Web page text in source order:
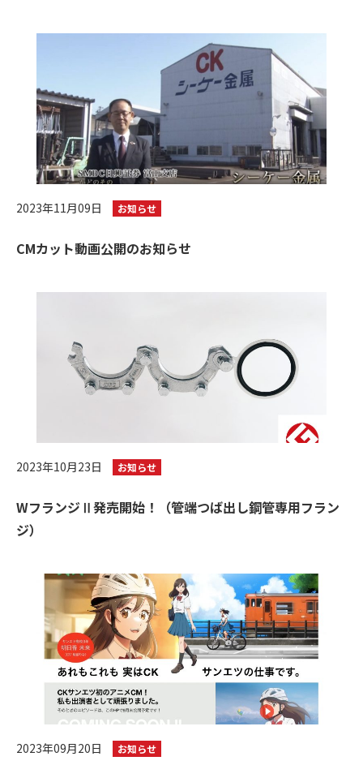
2023年11月09日 お知らせ
CMカット動画公開のお知らせ
2023年10月23日 お知らせ
WフランジⅡ発売開始！（管端つば出し鋼管専用フラン
ジ）
2023年09月20日 お知らせ